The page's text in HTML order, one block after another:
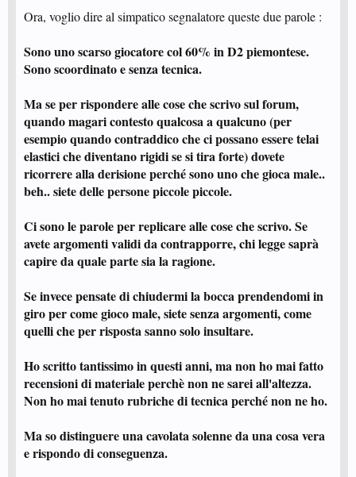
Ora, voglio dire al simpatico segnalatore queste due parole :
Sono uno scarso giocatore col 60% in D2 piemontese.
Sono scoordinato e senza tecnica.
Ma se per rispondere alle cose che scrivo sul forum,
quando magari contesto qualcosa a qualcuno (per
esempio quando contraddico che ci possano essere telai
elastici che diventano rigidi se si tira forte) dovete
ricorrere alla derisione perché sono uno che gioca male..
beh.. siete delle persone piccole piccole.
Ci sono le parole per replicare alle cose che scrivo. Se
avete argomenti validi da contrapporre, chi legge saprà
capire da quale parte sia la ragione.
Se invece pensate di chiudermi la bocca prendendomi in
giro per come gioco male, siete senza argomenti, come
quelli che per risposta sanno solo insultare.
Ho scritto tantissimo in questi anni, ma non ho mai fatto
recensioni di materiale perchè non ne sarei all'altezza.
Non ho mai tenuto rubriche di tecnica perché non ne ho.
Ma so distinguere una cavolata solenne da una cosa vera
e rispondo di conseguenza.